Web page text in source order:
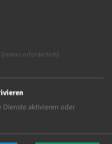
einen Termin unter
E-Mail-Adresse
zugesandt.
klicken Sie auf den
mit Ihrer
(immer erforderlich)
aktivieren oder